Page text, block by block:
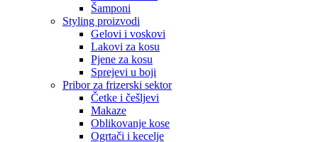
Šamponi
Styling proizvodi
Gelovi i voskovi
Lakovi za kosu
Pjene za kosu
Sprejevi u boji
Pribor za frizerski sektor
Četke i češljevi
Makaze
Oblikovanje kose
Ogrtači i kecelje